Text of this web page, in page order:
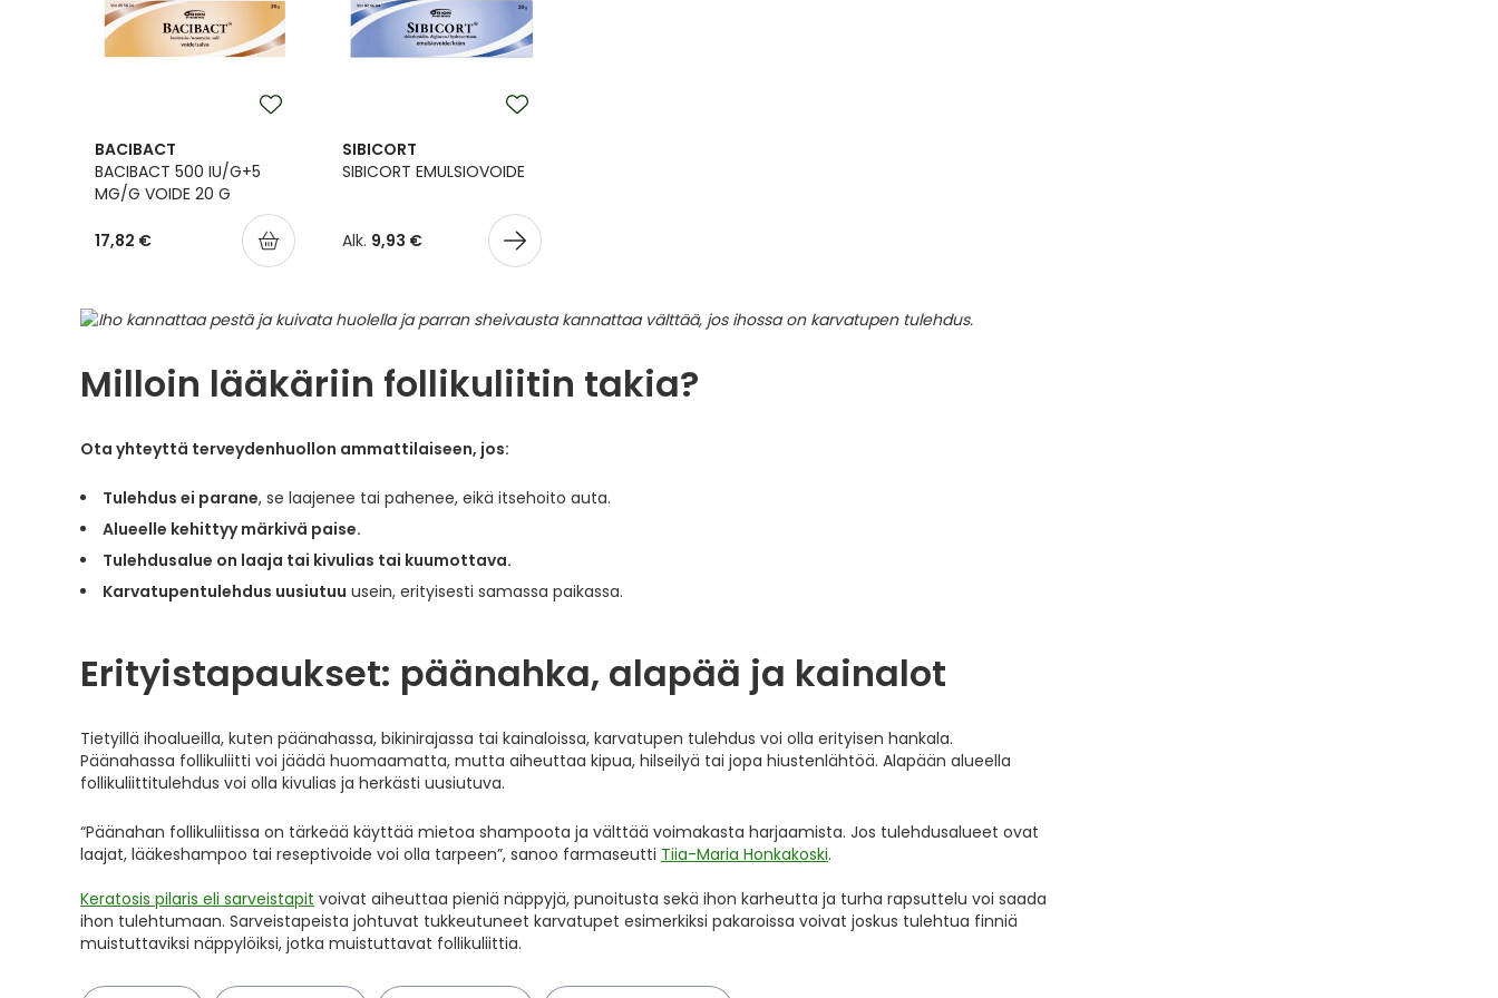
BACIBACT
BACIBACT 500 IU/G+5
MG/G VOIDE 20 G
17,82 €
SIBICORT
SIBICORT EMULSIOVOIDE
Alk. 9,93 €
Milloin lääkäriin follikuliitin takia?
Ota yhteyttä terveydenhuollon ammattilaiseen, jos:
Tulehdus ei parane, se laajenee tai pahenee, eikä itsehoito auta.
Alueelle kehittyy märkivä paise.
Tulehdusalue on laaja tai kivulias tai kuumottava.
Karvatupentulehdus uusiutuu usein, erityisesti samassa paikassa.
Erityistapaukset: päänahka, alapää ja kainalot
Tietyillä ihoalueilla, kuten päänahassa, bikinirajassa tai kainaloissa, karvatupen tulehdus voi olla erityisen hankala.
Päänahassa follikuliitti voi jäädä huomaamatta, mutta aiheuttaa kipua, hilseilyä tai jopa hiustenlähtöä. Alapään alueella
follikuliittitulehdus voi olla kivulias ja herkästi uusiutuva.
“Päänahan follikuliitissa on tärkeää käyttää mietoa shampoota ja välttää voimakasta harjaamista. Jos tulehdusalueet ovat
laajat, lääkeshampoo tai reseptivoide voi olla tarpeen”, sanoo farmaseutti Tiia-Maria Honkakoski.
Keratosis pilaris eli sarveistapit voivat aiheuttaa pieniä näppyjä, punoitusta sekä ihon karheutta ja turha rapsuttelu voi saada
ihon tulehtumaan. Sarveistapeista johtuvat tukkeutuneet karvatupet esimerkiksi pakaroissa voivat joskus tulehtua finniä
muistuttaviksi näppylöiksi, jotka muistuttavat follikuliittia.